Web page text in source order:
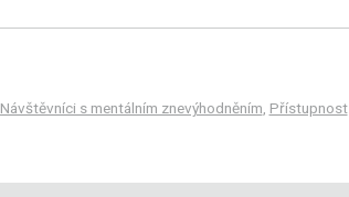
Návštěvníci s mentálním znevýhodněním Přístupnost